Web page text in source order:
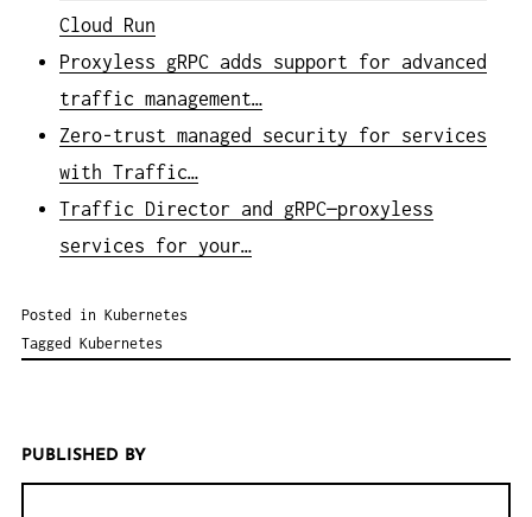
Cloud Run
Proxyless gRPC adds support for advanced
traffic management…
Zero-trust managed security for services
with Traffic…
Traffic Director and gRPC—proxyless
services for your…
Posted in Kubernetes
Tagged Kubernetes
PUBLISHED BY